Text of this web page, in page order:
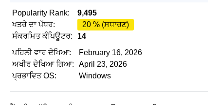
Popularity Rank:
9,495
ਖਤਰੇ ਦਾ ਪੱਧਰ:
20 % (ਸਧਾਰਣ)
ਸੰਕਰਮਿਤ ਕੰਪਿਊਟਰ:
14
ਪਹਿਲੀ ਵਾਰ ਦੇਖਿਆ:
February 16, 2026
ਅਖੀਰ ਦੇਖਿਆ ਗਿਆ:
April 23, 2026
ਪ੍ਰਭਾਵਿਤ OS:
Windows